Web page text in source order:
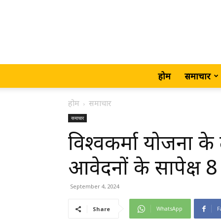
होम समाचार
होम समाचार
समाचार
विश्वकर्मा योजना
आवेदनों के सापेक्ष 8
September 4, 2024
Share WhatsApp